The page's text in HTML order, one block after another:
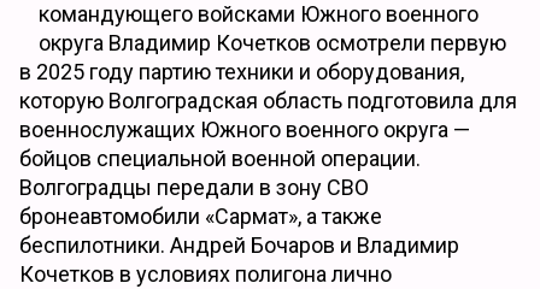
командующего войсками Южного военного
округа Владимир Кочетков осмотрели первую
в 2025 году партию техники и оборудования,
которую Волгоградская область подготовила для
военнослужащих Южного военного округа —
бойцов специальной военной операции.
Волгоградцы передали в зону СВО
бронеавтомобили «Сармат», а также
беспилотники. Андрей Бочаров и Владимир
Кочетков в условиях полигона лично